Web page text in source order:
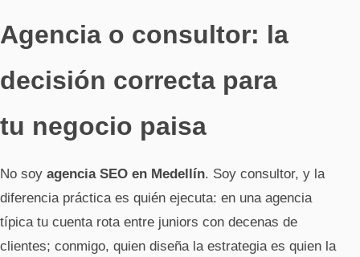
Agencia o consultor: la
decisión correcta para
tu negocio paisa
No soy agencia SEO en Medellín. Soy consultor, y la
diferencia práctica es quién ejecuta: en una agencia
típica tu cuenta rota entre juniors con decenas de
clientes; conmigo, quien diseña la estrategia es quien la